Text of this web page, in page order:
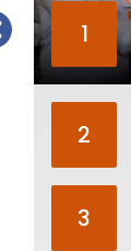
1
2
3